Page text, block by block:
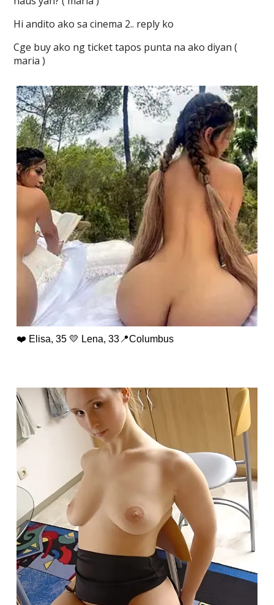
Hi andito ako sa cinema 2.. reply ko
Cge buy ako ng ticket tapos punta na ako diyan (
maria )
❤️ Elisa, 35 💛 Lena, 33📍Columbus